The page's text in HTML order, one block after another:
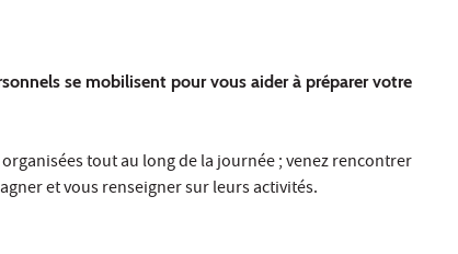
se mobilisent pour vous aider à préparer votre
tout au long de la journée ; venez rencontrer
et vous renseigner sur leurs activités.